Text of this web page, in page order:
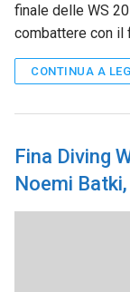
finale delle WS
combattere con il
CONTINUA A
Fina Diving
Noemi